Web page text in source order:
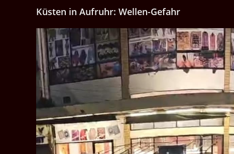
Küsten in Aufruhr: Wellen-Gefahr